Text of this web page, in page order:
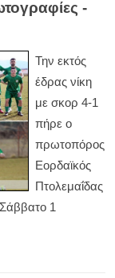
-
Την εκτός
έδρας νίκη
με σκορ 4-1
πήρε ο
πρωτοπόρος
Εορδαϊκός
Πτολεμαΐδας
1